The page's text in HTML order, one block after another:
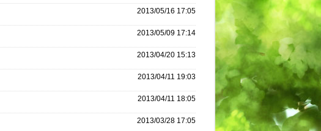
2013/05/16 17:05
2013/05/09 17:14
2013/04/20 15:13
2013/04/11 19:03
2013/04/11 18:05
2013/03/28 17:05